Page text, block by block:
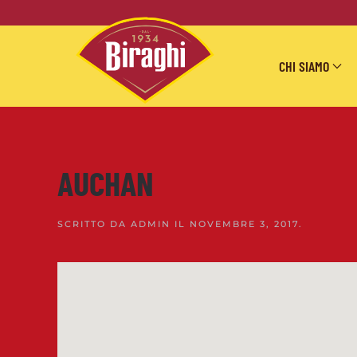
Skip to main content
CHI SIAMO
AUCHAN
SCRITTO DA ADMIN IL NOVEMBRE 3, 2017.